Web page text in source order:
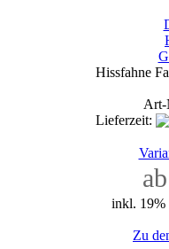
Hissfahne
Art-
Lieferzeit:
inkl. 19%
Zu